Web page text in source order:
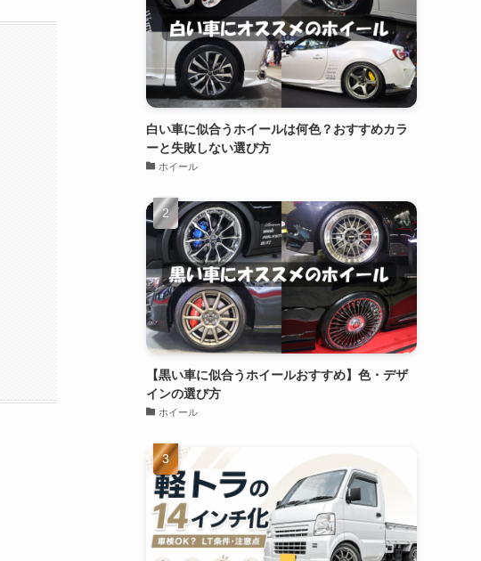
白い車に似合うホイールは何色？おすすめカラ
ーと失敗しない選び方
ホイール
【黒い車に似合うホイールおすすめ】色・デザ
インの選び方
ホイール